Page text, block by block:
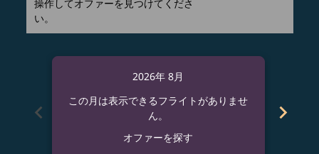
操作してオファーを見つけてくださ
い。
chevron_left
2026年 8月
この月は表示できるフライトがありませ
ん。
オファーを探す
chevron_right